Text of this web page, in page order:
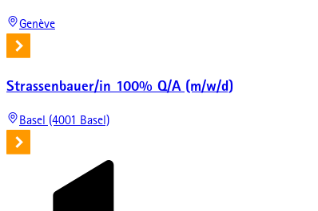
Genève
Strassenbauer/in 100% Q/A (m/w/d)
Basel (4001 Basel)